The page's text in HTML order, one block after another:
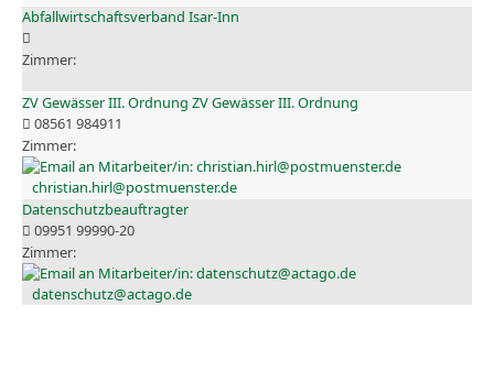
Abfallwirtschaftsverband Isar-Inn
ZV Gewässer III. Ordnung ZV Gewässer III. Ordnung
08561 984911
christian.hirl@postmuenster.de
Datenschutzbeauftragter
09951 99990-20
datenschutz@actago.de